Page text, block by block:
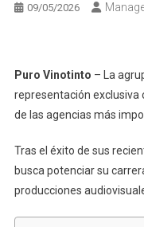
09/05/2026
Puro Vinotinto – La
representación exclusiva
de las agencias más
Tras el éxito de sus
busca potenciar su
producciones